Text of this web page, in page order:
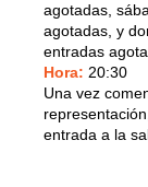
agotadas,
agotadas, y
entradas
Hora: 20:30
Una vez
entrada a la